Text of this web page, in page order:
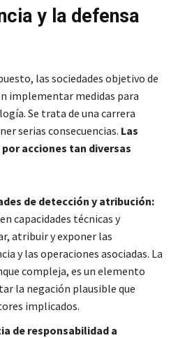
y la defensa
las sociedades objetivo de
implementar medidas para
Se trata de una carrera
serias consecuencias. Las
acciones tan diversas
de detección y atribución:
capacidades técnicas y
atribuir y exponer las
y las operaciones asociadas. La
compleja, es un elemento
la negación plausible que
implicados.
de responsabilidad a